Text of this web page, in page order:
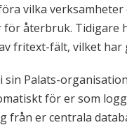
vilka
återbruk. Tidigare
fritext-fält, vilket
Palats-
för er som
från er centrala